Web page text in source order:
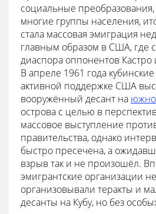
социальные преобразования,
многие группы населения,
стала массовая эмиграция
главным образом в США, где
диаспора оппонентов Кастро
В апреле 1961 года
активной поддержке США
вооружённый десант на
острова с целью в
массовое выступление
правительства, однако
быстро пресечена, а
взрыв так и не произошёл.
эмигрантские организации
организовывали теракты и
десанты на Кубу, но без